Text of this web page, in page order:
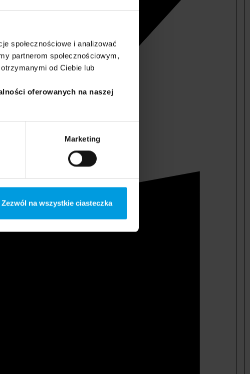
społecznościowe i analizować
partnerom społecznościowym,
od Ciebie lub
oferowanych na naszej
Marketing
Zezwól na wszystkie ciasteczka